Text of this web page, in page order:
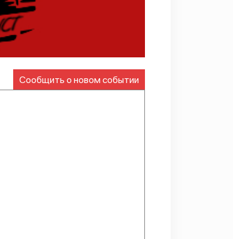
Сообщить о новом событии